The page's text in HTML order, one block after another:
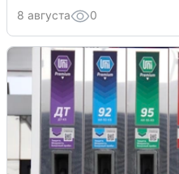
8 августа 0